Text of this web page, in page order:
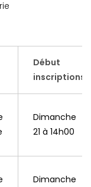
Début
inscriptions
Dimanche
21 à 14h00
Dimanche